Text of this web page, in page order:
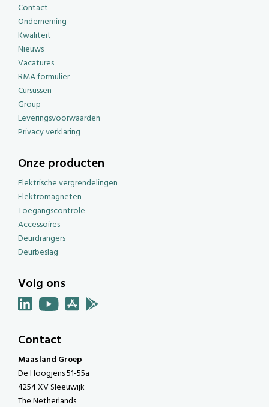
Contact
Onderneming
Kwaliteit
Nieuws
Vacatures
RMA formulier
Cursussen
Group
Leveringsvoorwaarden
Privacy verklaring
Onze producten
Elektrische vergrendelingen
Elektromagneten
Toegangscontrole
Accessoires
Deurdrangers
Deurbeslag
Volg ons
Contact
Maasland Groep
De Hoogjens 51-55a
4254 XV Sleeuwijk
The Netherlands